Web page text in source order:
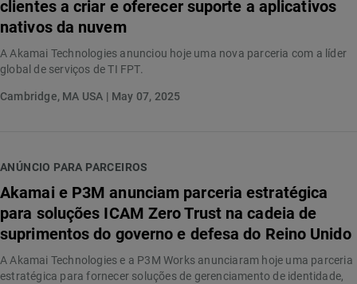
clientes a criar e oferecer suporte a aplicativos
nativos da nuvem
A Akamai Technologies anunciou hoje uma nova parceria com a líder
global de serviços de TI FPT.
Cambridge, MA USA | May 07, 2025
ANÚNCIO PARA PARCEIROS
Akamai e P3M anunciam parceria estratégica
para soluções ICAM Zero Trust na cadeia de
suprimentos do governo e defesa do Reino Unido
A Akamai Technologies e a P3M Works anunciaram hoje uma parceria
estratégica para fornecer soluções de gerenciamento de identidade,